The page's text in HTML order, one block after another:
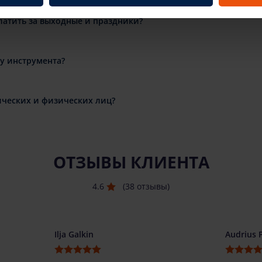
за выходные и праздники?
инструмента?
и физических лиц?
ОТЗЫВЫ КЛИЕНТА
4.6 (38 отзывы)
Ilja Galkin Audrius